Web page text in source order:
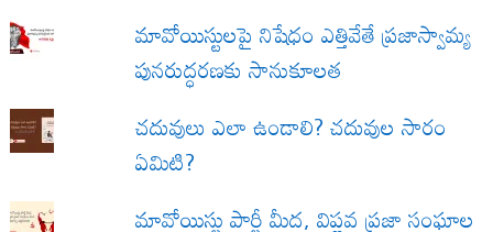
మావోయిస్టులపై నిషేధం ఎత్తివేతే ప్రజాస్వామ్య
పునరుద్ధరణకు సానుకూలత
చదువులు ఎలా ఉండాలి? చదువుల సారం
ఏమిటి?
మావోయిస్టు పార్టీ మీద, విప్లవ ప్రజా సంఘాల